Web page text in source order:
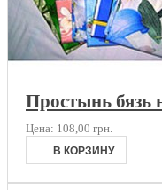
Простынь бязь
Цена: 108,00 грн.